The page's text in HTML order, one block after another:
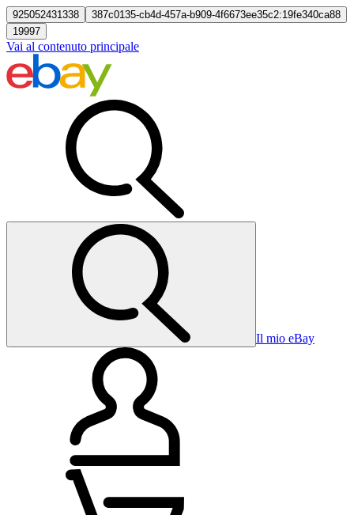
925052431338
387c0135-cb4d-457a-b909-4f6673ee35c2:19fe340ca88
19997
Vai al contenuto principale
Il mio eBay